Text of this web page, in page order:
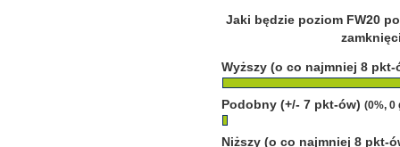
Jaki będzie poziom FW20
Wyższy (o co najmniej 8
Podobny (+/- 7 pkt-ów) (0%, 0
Niższy (o co najmniej 8 pkt-